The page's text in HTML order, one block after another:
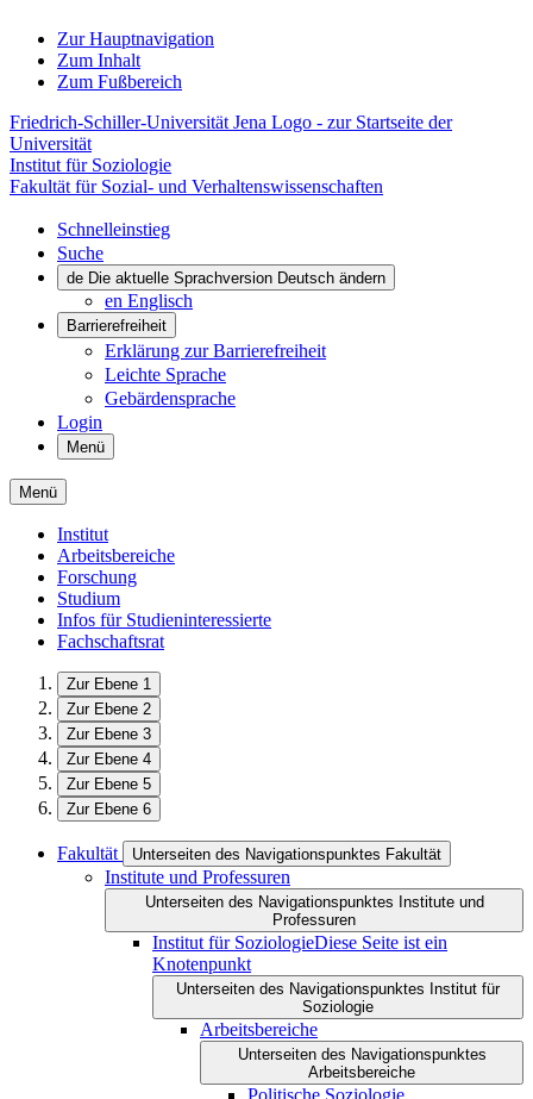
Zur Hauptnavigation
Zum Inhalt
Zum Fußbereich
Friedrich-Schiller-Universität Jena Logo - zur Startseite der
Universität
Institut für Soziologie
Fakultät für Sozial- und Verhaltenswissenschaften
Schnelleinstieg
Suche
de Die aktuelle Sprachversion Deutsch ändern
en Englisch
Barrierefreiheit
Erklärung zur Barrierefreiheit
Leichte Sprache
Gebärdensprache
Login
Menü
Menü
Institut
Arbeitsbereiche
Forschung
Studium
Infos für Studieninteressierte
Fachschaftsrat
Zur Ebene 1
Zur Ebene 2
Zur Ebene 3
Zur Ebene 4
Zur Ebene 5
Zur Ebene 6
Fakultät Unterseiten des Navigationspunktes Fakultät
Institute und Professuren
Unterseiten des Navigationspunktes Institute und
Professuren
Institut für SoziologieDiese Seite ist ein
Knotenpunkt
Unterseiten des Navigationspunktes Institut für
Soziologie
Arbeitsbereiche
Unterseiten des Navigationspunktes
Arbeitsbereiche
Politische Soziologie